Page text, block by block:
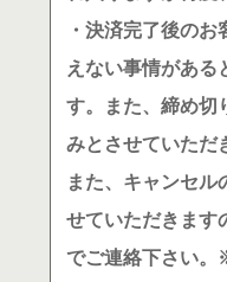
・決済完了後の
えない事情がある
す。また、締め切
みとさせていただ
また、キャンセル
せていただきます
でご連絡下さい。